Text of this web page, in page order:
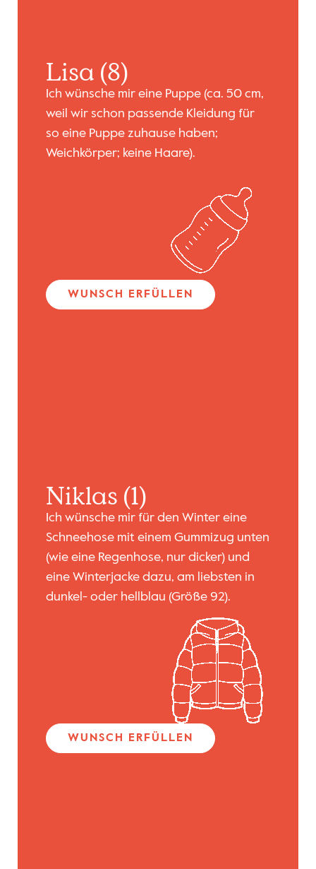
Lisa (8)
Ich wünsche mir eine Puppe (ca. 50 cm,
weil wir schon passende Kleidung für
so eine Puppe zuhause haben;
Weichkörper; keine Haare).
WUNSCH ERFÜLLEN
Niklas (1)
Ich wünsche mir für den Winter eine
Schneehose mit einem Gummizug unten
(wie eine Regenhose, nur dicker) und
eine Winterjacke dazu, am liebsten in
dunkel- oder hellblau (Größe 92).
WUNSCH ERFÜLLEN